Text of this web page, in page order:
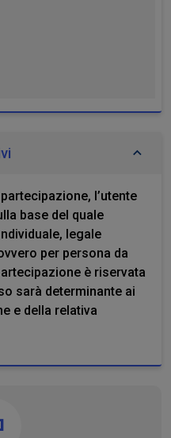
l’utente
base del quale
legale
per persona da
è riservata
sarà determinante ai
e della relativa